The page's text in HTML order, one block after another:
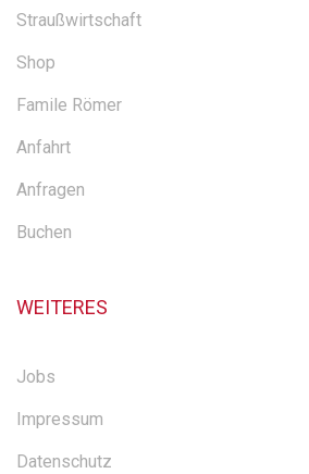
Straußwirtschaft
Shop
Famile Römer
Anfahrt
Anfragen
Buchen
WEITERES
Jobs
Impressum
Datenschutz